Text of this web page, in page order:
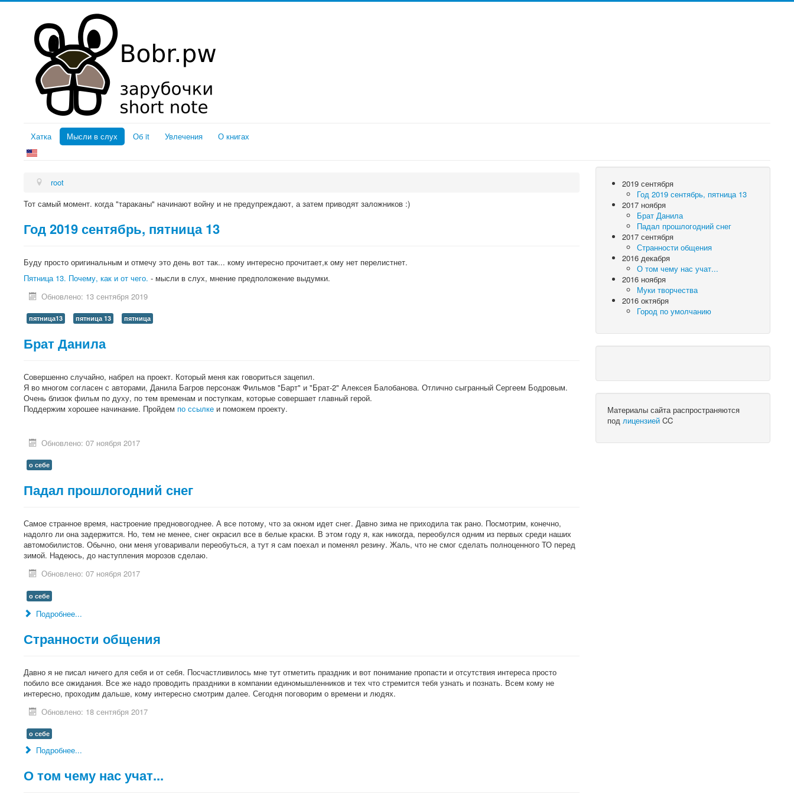
Хатка Мысли в слух Об it Увлечения О книгах
root
Тот самый момент. когда "тараканы" начинают войну и не предупреждают, а затем приводят заложников :)
Год 2019 сентябрь, пятница 13
Буду просто оригинальным и отмечу это день вот так... кому интересно прочитает,к ому нет перелистнет.
Пятница 13. Почему, как и от чего. - мысли в слух, мнение предположение выдумки.
Обновлено: 13 сентября 2019
пятница13 пятница 13 пятница
Брат Данила
Совершенно случайно, набрел на проект. Который меня как говориться зацепил.
Я во многом согласен с авторами, Данила Багров персонаж Фильмов "Барт" и "Брат-2" Алексея Балобанова. Отлично сыгранный Сергеем Бодровым.
Очень близок фильм по духу, по тем временам и поступкам, которые совершает главный герой.
Поддержим хорошее начинание. Пройдем по ссылке и поможем проекту.
Обновлено: 07 ноября 2017
о себе
Падал прошлогодний снег
Самое странное время, настроение предновогоднее. А все потому, что за окном идет снег. Давно зима не приходила так рано. Посмотрим, конечно,
надолго ли она задержится. Но, тем не менее, снег окрасил все в белые краски. В этом году я, как никогда, переобулся одним из первых среди наших
автомобилистов. Обычно, они меня уговаривали переобуться, а тут я сам поехал и поменял резину. Жаль, что не смог сделать полноценного ТО перед
зимой. Надеюсь, до наступления морозов сделаю.
Обновлено: 07 ноября 2017
о себе
Подробнее...
Странности общения
Давно я не писал ничего для себя и от себя. Посчастливилось мне тут отметить праздник и вот понимание пропасти и отсутствия интереса просто
побило все ожидания. Все же надо проводить праздники в компании единомышленников и тех что стремится тебя узнать и познать. Всем кому не
интересно, проходим дальше, кому интересно смотрим далее. Сегодня поговорим о времени и людях.
Обновлено: 18 сентября 2017
о себе
Подробнее...
О том чему нас учат...
2019 сентября
Год 2019 сентябрь, пятница 13
2017 ноября
Брат Данила
Падал прошлогодний снег
2017 сентября
Странности общения
2016 декабря
О том чему нас учат...
2016 ноября
Муки творчества
2016 октября
Город по умолчанию
Материалы сайта распространяются
подлицензией CC